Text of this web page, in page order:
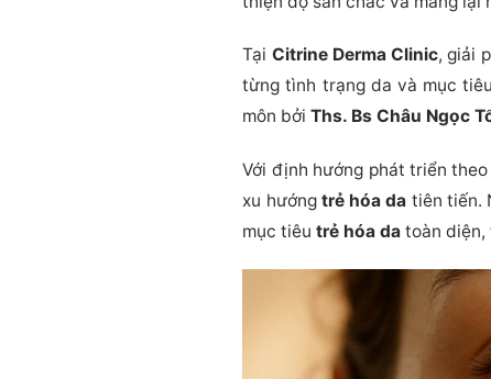
Tại Citrine Derma Clinic, giải
từng tình trạng da và mục
môn bởiThs. Bs Châu Ngọc
Với định hướng phát triển
xu hướng trẻ hóa da tiên tiến.
mục tiêutrẻ hóa da toàn diện,